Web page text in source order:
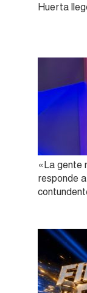
Huerta
«La gente
responde